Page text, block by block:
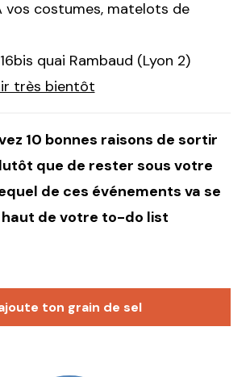
vos costumes, matelots de
quai Rambaud (Lyon 2)
très bientôt
10 bonnes raisons de sortir
que de rester sous votre
de ces événements va se
de votre to-do list
ton grain de sel